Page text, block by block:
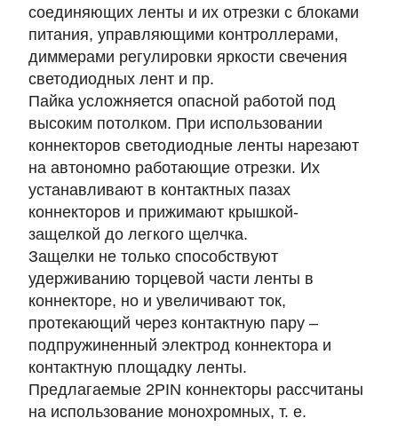
соединяющих ленты и их отрезки с блоками
питания, управляющими контроллерами,
диммерами регулировки яркости свечения
светодиодных лент и пр.
Пайка усложняется опасной работой под
высоким потолком. При использовании
коннекторов светодиодные ленты нарезают
на автономно работающие отрезки. Их
устанавливают в контактных пазах
коннекторов и прижимают крышкой-
защелкой до легкого щелчка.
Защелки не только способствуют
удерживанию торцевой части ленты в
коннекторе, но и увеличивают ток,
протекающий через контактную пару –
подпружиненный электрод коннектора и
контактную площадку ленты.
Предлагаемые 2PIN коннекторы рассчитаны
на использование монохромных, т. е.